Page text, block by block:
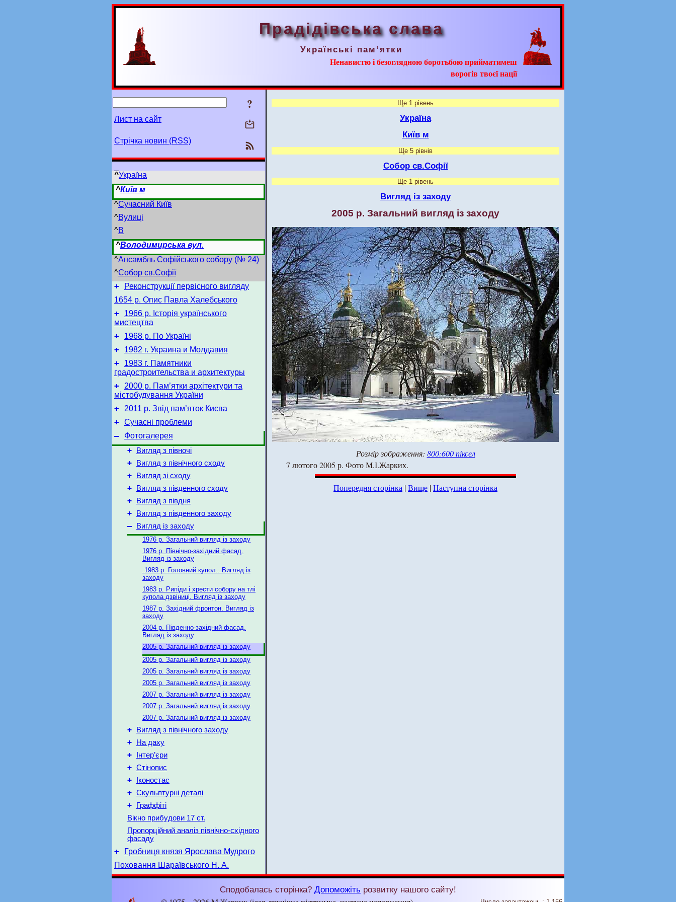
Прадідівська слава
Українські пам’ятки
Ненавистю і безоглядною боротьбою прийматимеш
ворогів твоєї нації
?
Лист на сайт
Стрічка новин (RSS)
^Україна
^Київ м
^Сучасний Київ
^Вулиці
^В
^Володимирська вул.
^Ансамбль Софійського собору (№ 24)
^Собор св.Софії
+
Реконструкції первісного вигляду
1654 р. Опис Павла Халебського
+
1966 р. Історія українського
мистецтва
+ 1968 р. По Україні
+ 1982 г. Украина и Молдавия
+
1983 г. Памятники
градостроительства и архитектуры
+
2000 р. Пам’ятки архітектури та
містобудування України
+ 2011 р. Звід пам’яток Києва
+ Сучасні проблеми
–
Фотогалерея
+
Вигляд з півночі
+ Вигляд з північного сходу
+ Вигляд зі сходу
+ Вигляд з південного сходу
+ Вигляд з півдня
+ Вигляд з південного заходу
– Вигляд із заходу
1976 р. Загальний вигляд із заходу
1976 р. Північно-західний фасад.
Вигляд із заходу
.1983 р. Головний купол.. Вигляд із
заходу
1983 р. Рипіди і хрести собору на тлі
купола дзвіниці. Вигляд із заходу
1987 р. Західний фронтон. Вигляд із
заходу
2004 р. Південно-західний фасад.
Вигляд із заходу
2005 р. Загальний вигляд із заходу
2005 р. Загальний вигляд із заходу
2005 р. Загальний вигляд із заходу
2005 р. Загальний вигляд із заходу
2007 р. Загальний вигляд із заходу
2007 р. Загальний вигляд із заходу
2007 р. Загальний вигляд із заходу
+ Вигляд з північного заходу
+ На даху
+ Інтер’єри
+ Стінопис
+ Іконостас
+ Скульптурні деталі
+
Граффіті
Вікно прибудови 17 ст.
Пропорційний аналіз північно-східного
фасаду
+
Гробниця князя Ярослава Мудрого
Поховання Шараївського Н. А.
Ще 1 рівень
Україна
Київ м
Ще 5 рівнів
Собор св.Софії
Ще 1 рівень
Вигляд із заходу
2005 р. Загальний вигляд із заходу
Розмір зображення: 800:600 піксел
7 лютого 2005 р. Фото М.І.Жарких.
Попередня сторінка |Вище |Наступна сторінка
Сподобалась сторінка? Допоможіть розвитку нашого сайту!